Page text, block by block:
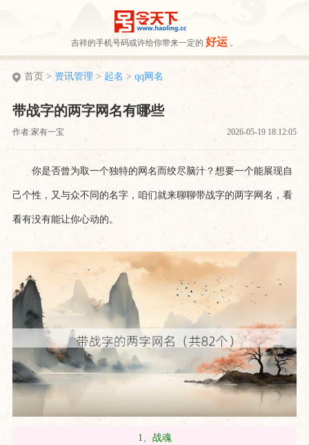
吉祥的手机号码或许给你带来一定的 好运 。
首页 > 资讯管理 >起名 > qq网名
带战字的两字网名有哪些
作者:家有一宝 2026-05-19 18:12:05
你是否曾为取一个独特的网名而绞尽脑汁？想要一个能展现自
己个性，又与众不同的名字，咱们就来聊聊带战字的两字网名，看
看有没有能让你心动的。
1、战魂